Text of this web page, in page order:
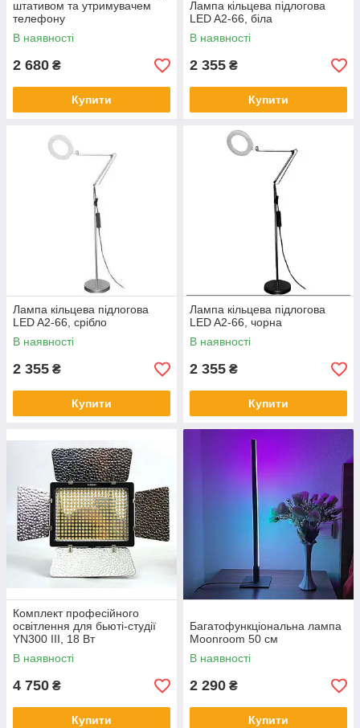
штативом та утримувачем
телефону
В наявності
2 680 ₴
Купити
Лампа кільцева підлогова
LED A2-66, біла
В наявності
2 355 ₴
Купити
Лампа кільцева підлогова
LED A2-66, срібло
В наявності
2 355 ₴
Купити
Лампа кільцева підлогова
LED A2-66, чорна
В наявності
2 355 ₴
Купити
Комплект професійного
освітлення для бьюті-студії
YN300 III, 18 Вт
В наявності
4 750 ₴
Купити
Багатофункціональна лампа
Moonroom 50 см
В наявності
2 290 ₴
Купити